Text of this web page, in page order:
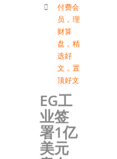
付费会
员 ， 理
财算
盘 ， 精
选好
文 ， 置
顶好文
EG工
业签
署1亿
美元